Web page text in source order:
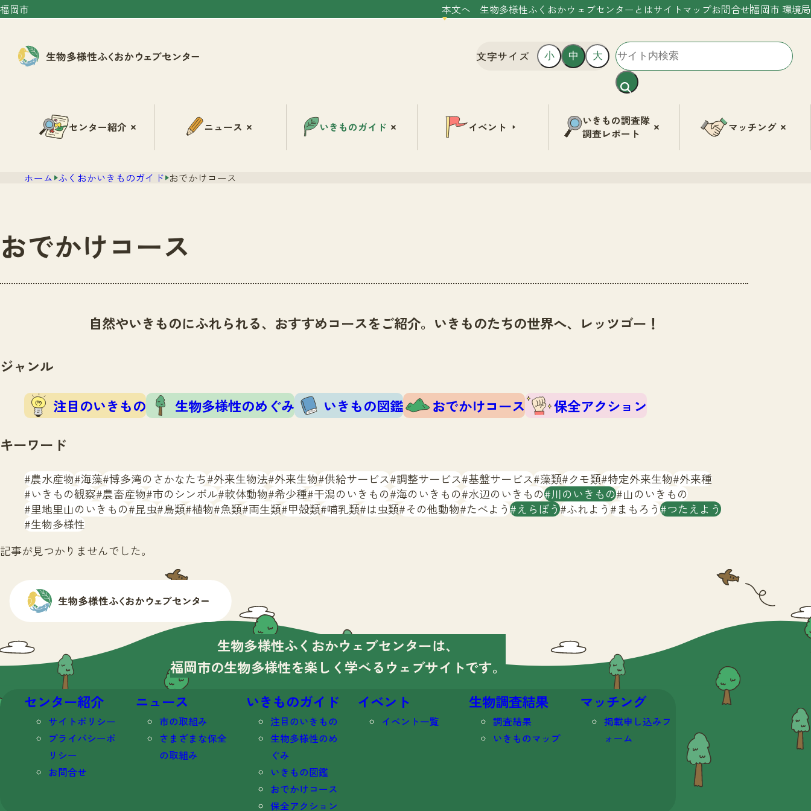
福岡市 本文へ 生物多様性ふくおかウェブセンターとはサイトマップお問合せ福岡市 環境局
文字サイズ 小 中 大
センター紹介 ニュース いきものガイド イベント
いきもの調査隊
調査レポート
マッチング
ホーム ふくおかいきものガイド おでかけコース
おでかけコース
自然やいきものにふれられる、おすすめコースをご紹介。いきものたちの世界へ、レッツゴー！
ジャンル
注目のいきもの 生物多様性のめぐみ いきもの図鑑 おでかけコース
保全アクション
キーワード
農水産物 海藻 博多湾のさかなたち 外来生物法 外来生物 供給サービス 調整サービス 基盤サービス 藻類 クモ類 特定外来生物 外来種
いきもの観察 農畜産物 市のシンボル 軟体動物 希少種 干潟のいきもの 海のいきもの 水辺のいきもの 川のいきもの 山のいきもの
里地里山のいきもの 昆虫 鳥類 植物 魚類 両生類 甲殻類 哺乳類 は虫類 その他動物 たべよう えらぼう ふれよう まもろう つたえよう
生物多様性
記事が見つかりませんでした。
生物多様性ふくおかウェブセンターは、
福岡市の生物多様性を楽しく学べる ウェブサイトです。
センター紹介
サイトポリシー
プライバシーポ
リシー
お問合せ
ニュース
市の取組み
さまざまな保全
の取組み
いきものガイド
注目のいきもの
生物多様性のめ
ぐみ
いきもの図鑑
おでかけコース
保全アクション
イベント
イベント一覧
生物調査結果
調査結果
いきものマップ
マッチング
掲載申し込みフ
ォーム